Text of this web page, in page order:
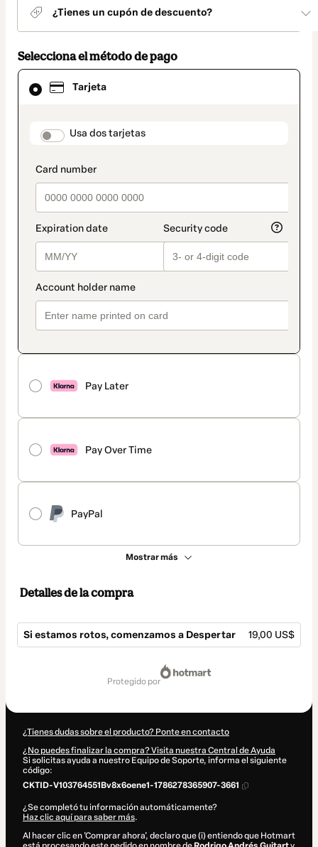
¿Tienes un cupón de descuento?
Selecciona el método de pago
Tarjeta
payment_data.section_title_v2
Usa dos tarjetas
Pay Later
Pay Over Time
PayPal
Mostrar más
El
método
seleccionado
Detalles de la compra
Si estamos rotos, comenzamos a Despertar 19,00 US$
protegido por
¿Tienes dudas sobre el producto? Ponte en contacto
¿No puedes finalizar la compra? Visita nuestra Central de Ayuda
Si solicitas ayuda a nuestro Equipo de Soporte, informa el siguiente
código:
CKTID-V103764551Bv8x6oene1-1786278365907-3661
¿Se completó tu información automáticamente?
Haz clic aquí para saber más.
Al hacer clic en 'Comprar ahora', declaro que (i) entiendo que Hotmart